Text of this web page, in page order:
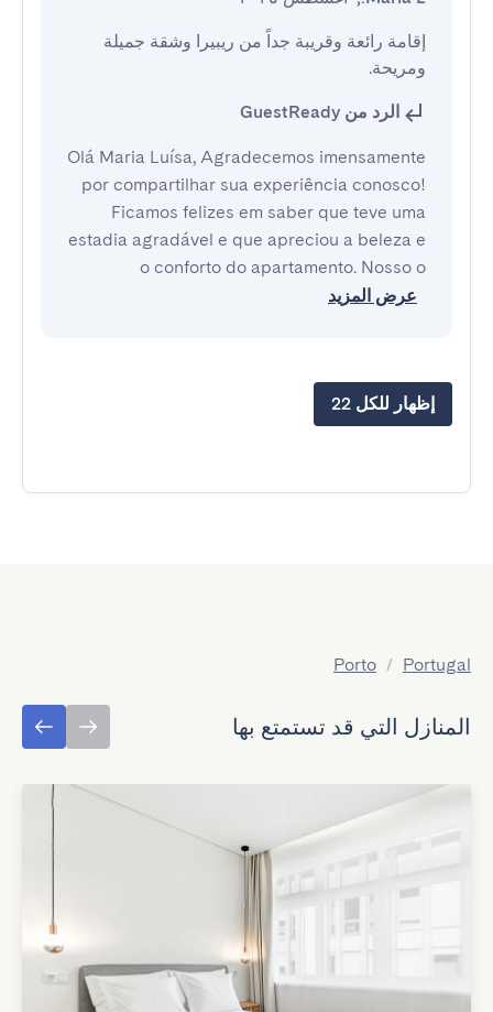
ومريحة.
الرد من GuestReady
Olá Maria Luísa, Agradecemos imensamente
por compartilhar sua experiência conosco!
Ficamos felizes em saber que teve uma
estadia agradável e que apreciou a beleza e
o conforto do apartamento. Nosso o
عرض المزيد
إظهار للكل 22
Portugal
/
Porto
المنازل التي قد تستمتع بها